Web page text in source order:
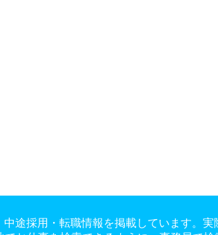
途採用・転職情報を掲載しています。